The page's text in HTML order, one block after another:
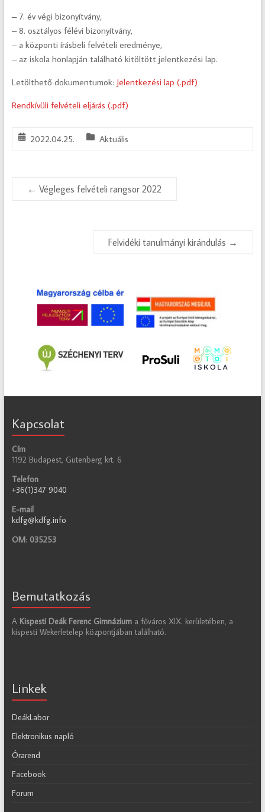
– 7. év végi bizonyítvány,
– 8. osztályos félévi bizonyítvány,
– a központi írásbeli felvételi eredménye,
– az iskola honlapján található kitöltött jelentkezési lap.
Letölthető dokumentumok: Jelentkezési lap (.pdf)
Rendkívüli felvételi eljárás (.pdf)
2022.04.25. Aktuális
← Végleges felvételi rangsor 2022
Felvidéki tanulmányi kirándulás →
Kapcsolat
Cím
1192 Budapest, Gutenberg krt. 6
Telefon
+36(1)347 9040
E-mail
kdfg@kdfg.info
OM: 035253
Bemutatkozás
A Kispesti Deák Ferenc Gimnázium a főváros XIX. kerületében, a
kispesti Wekerletelep központjában található.
Linkek
DeákLabor
Elektronikus napló
Órarend
Facebook
Forum